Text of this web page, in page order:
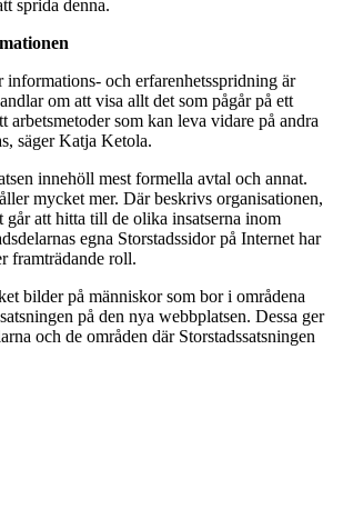
sprida denna.
informations- och erfarenhetsspridning är
om att visa allt det som pågår på ett
arbetsmetoder som kan leva vidare på andra
säger Katja Ketola.
innehöll mest formella avtal och annat.
mycket mer. Där beskrivs organisationen,
går att hitta till de olika insatserna inom
egna Storstadssidor på Internet har
framträdande roll.
bilder på människor som bor i områdena
på den nya webbplatsen. Dessa ger
och de områden där Storstadssatsningen